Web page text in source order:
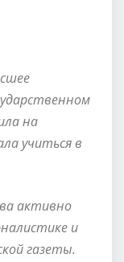
на
учиться в
активно
и
газеты.